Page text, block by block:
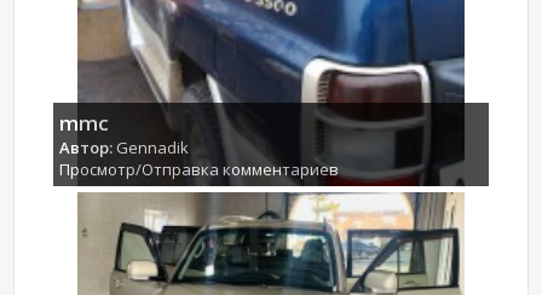
mmc
Автор:Gennadik
Просмотр/Отправка комментариев